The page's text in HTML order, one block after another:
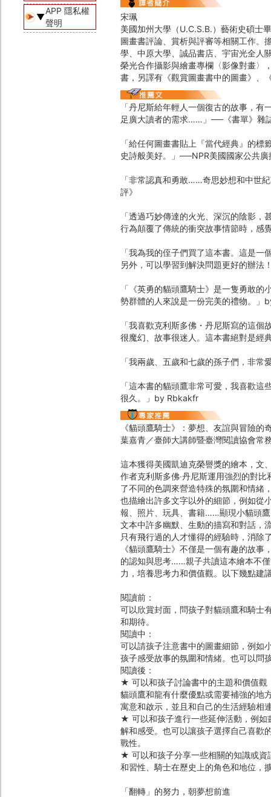
▼
APP 隱私權
聲明
宋珮
美國加州大學（U.C.S.B.）藝術史碩士
圖畫書評論、賞析與評審等相關工作。
學、中原大學、誠品書店、宇宙光全人
榮光合作攝影與繪畫專欄〈影像對畫〉
書，另譯有《觀賞圖畫書中的圖畫》、
「丹尼斯給年輕人一個復古的故事，
足廣大讀者的需求……」──《書單》雜
「給任何圖畫書貼上『當代經典』的
史詩般美好。」──NPR美國國家公共廣
「非常認真和勇敢……奇思妙想和中世
評》
「透過巧妙傳達的火光、深沉的陰影
行為顛覆了傳統的衝突故事情節時，感
「我為我的侄子們買了這本書。這是
另外，可以學習到解決問題更好的辦
「《英勇的貓頭鷹騎士》是一隻勇敢
勢群體的人來說是一份完美的禮物。」
「我喜歡克利斯多佛・丹尼斯寫的這
很魔幻、故事很迷人。這本書絕對是經
「我兩歲、五歲和七歲的孫子們，非
「這本書的貓頭鷹非常可愛，我喜歡
很久。」by Rbkakfr
《貓頭鷹騎士》：夢想、友誼與冒險的
葉嘉青／臺師大講師暨臺灣閱讀協會常
這本獲得美國凱迪克榮譽獎的繪本，文
作者克利斯多佛‧丹尼斯運用強烈的對
了不同的色調來營造特殊的氛圍和情緒
也描繪出許多文字以外的細節，例如從
報、照片、玩具、書籍……顯現小貓頭
文本中許多幽默、生動的描寫和對話，
只有飛行過的人才懂得的經驗時，消除
《貓頭鷹騎士》不僅是一個有趣的故
的認知與思考……親子共讀這本繪本不
力，培養思考力和價值觀。以下幾點建
閱讀前：
可以欣賞封面，問孩子對貓頭鷹和騎士
和期待。
閱讀中：
可以請孩子注意書中的圖畫細節，例如
孩子感受故事的氛圍和情緒。也可以問
閱讀後：
★ 可以和孩子討論書中的主題和價值觀
貓頭鷹和龍有什麼優點或需要補強的地
寓意和啟示，並且和自己的生活經驗相
★ 可以和孩子進行一些延伸活動，例如
解和感受。也可以讓孩子選擇自己喜歡
戰性。
★ 可以和孩子分享一些相關的知識或資
和習性、騎士在歷史上的角色和地位，
「翻轉」的努力，朝夢想前進